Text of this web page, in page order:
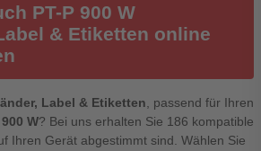
PT-P 900 W
& Etiketten online
Label & Etiketten, passend für Ihren
W? Bei uns erhalten Sie 186 kompatible
Ihren Gerät abgestimmt sind. Wählen Sie